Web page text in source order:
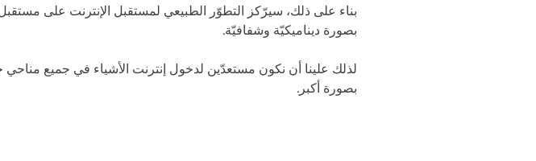
بناء على ذلك، سيرّكز التطوّر الطبيعي لمستقبل الإنترنت على
بصورة ديناميكيّة وشفافيّة.
لذلك علينا أن نكون مستعدّين لدخول إنترنت الأشياء في جميع مناحي
بصورة أكبر.